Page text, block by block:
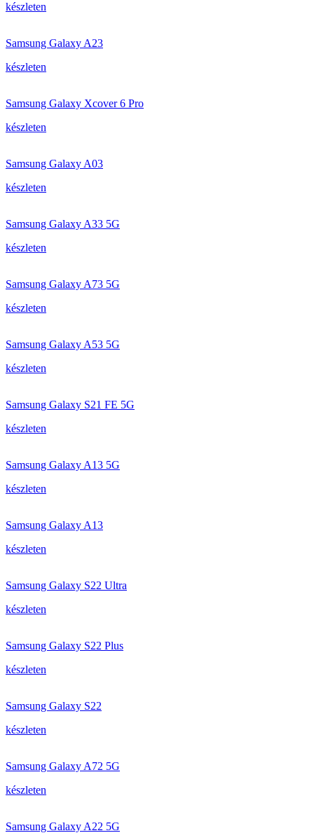
készleten
Samsung Galaxy A23
készleten
Samsung Galaxy Xcover 6 Pro
készleten
Samsung Galaxy A03
készleten
Samsung Galaxy A33 5G
készleten
Samsung Galaxy A73 5G
készleten
Samsung Galaxy A53 5G
készleten
Samsung Galaxy S21 FE 5G
készleten
Samsung Galaxy A13 5G
készleten
Samsung Galaxy A13
készleten
Samsung Galaxy S22 Ultra
készleten
Samsung Galaxy S22 Plus
készleten
Samsung Galaxy S22
készleten
Samsung Galaxy A72 5G
készleten
Samsung Galaxy A22 5G